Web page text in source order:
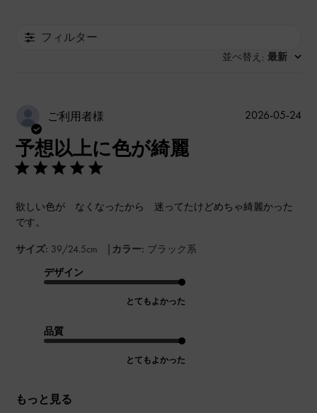
フィルター
並べ替え : 最新
ご利用者様
予想以上に色が綺麗
欲しい色が なくなったから 迷ってたけどめちゃ綺麗かった
です。
サイズ: 39/24.5cm | カラー: ブラック系
デザイン
とてもよかった
品質
とてもよかった
もっと見る
公
2026-05-24